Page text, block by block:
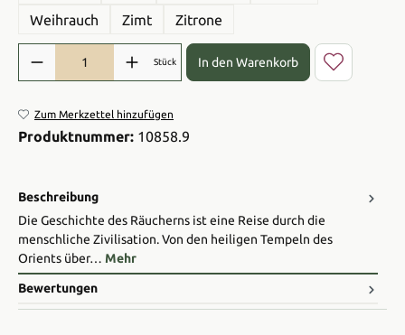
Weihrauch
Zimt Zitrone
Produkt Anzahl: Gib den gewünschten Wert ein oder benutze die
Stück In den Warenkorb
Zum Merkzettel hinzufügen
Produktnummer: 10858.9
Beschreibung
Die Geschichte des Räucherns ist eine Reise durch die
menschliche Zivilisation. Von den heiligen Tempeln des
Orients über… Mehr
Bewertungen